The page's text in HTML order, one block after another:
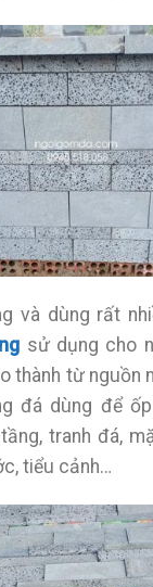
và dùng rất
sử dụng cho
thành từ nguồn
đá dùng để
tranh đá,
tiểu cảnh…